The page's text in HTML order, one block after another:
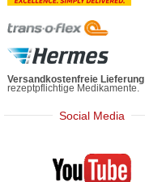
Versandkostenfreie Lieferung
rezeptpflichtige Medikamente.
Social Media
Mediherz